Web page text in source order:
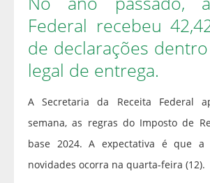
Federal recebeu
de declarações
legal de entrega.
A Secretaria da Receita Federal
semana, as regras do Imposto de
base 2024. A expectativa é que a
novidades ocorra na quarta-feira (12).